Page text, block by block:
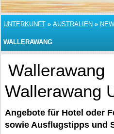
UNTERKUNFT » AUSTRALIEN »
WALLERAWANG
Wallerawang
Wallerawang
Angebote für Hotel oder
sowie Ausflugstipps und